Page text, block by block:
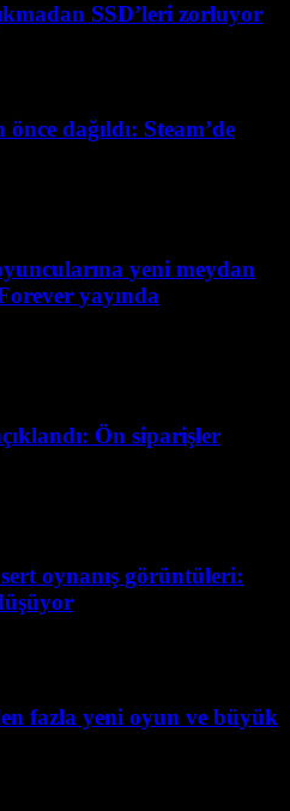
SSD’leri zorluyor
dağıldı: Steam’de
yeni meydan
yayında
Ön siparişler
oynanış görüntüleri:
fazla yeni oyun ve büyük